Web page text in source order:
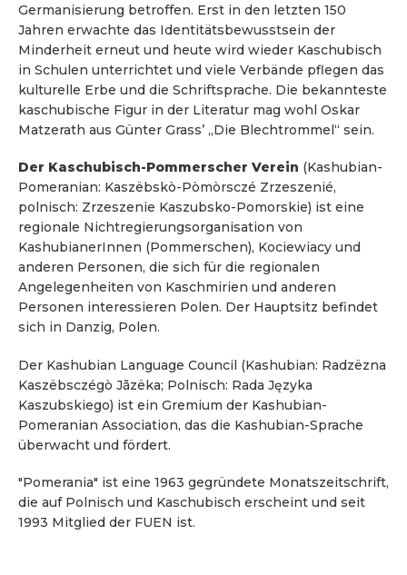
Germanisierung betroffen. Erst in den letzten 150
Jahren erwachte das Identitätsbewusstsein der
Minderheit erneut und heute wird wieder Kaschubisch
in Schulen unterrichtet und viele Verbände pflegen das
kulturelle Erbe und die Schriftsprache. Die bekannteste
kaschubische Figur in der Literatur mag wohl Oskar
Matzerath aus Günter Grass’ „Die Blechtrommel“ sein.
Der Kaschubisch-Pommerscher Verein (Kashubian-
Pomeranian: Kaszëbskò-Pòmòrsczé Zrzeszenié,
polnisch: Zrzeszenie Kaszubsko-Pomorskie) ist eine
regionale Nichtregierungsorganisation von
KashubianerInnen (Pommerschen), Kociewiacy und
anderen Personen, die sich für die regionalen
Angelegenheiten von Kaschmirien und anderen
Personen interessieren Polen. Der Hauptsitz befindet
sich in Danzig, Polen.
Der Kashubian Language Council (Kashubian: Radzëzna
Kaszëbsczégò Jãzëka; Polnisch: Rada Języka
Kaszubskiego) ist ein Gremium der Kashubian-
Pomeranian Association, das die Kashubian-Sprache
überwacht und fördert.
"Pomerania" ist eine 1963 gegründete Monatszeitschrift,
die auf Polnisch und Kaschubisch erscheint und seit
1993 Mitglied der FUEN ist.